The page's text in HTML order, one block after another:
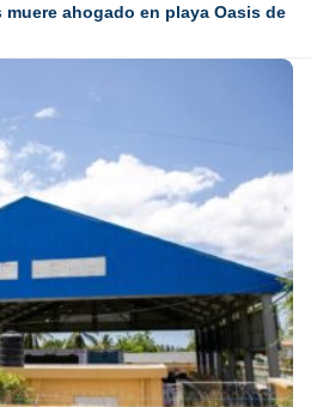
ahogado en playa Oasis de